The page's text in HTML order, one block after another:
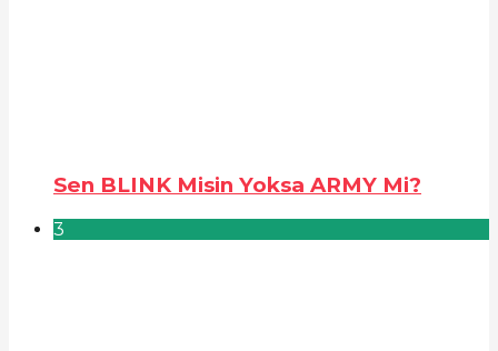
Sen BLINK Misin Yoksa ARMY Mi?
3